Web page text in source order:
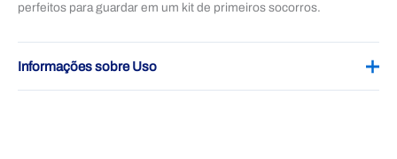
perfeitos para guardar em um kit de primeiros socorros.
Informações sobre Uso